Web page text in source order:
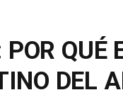
QUÉ
DEL